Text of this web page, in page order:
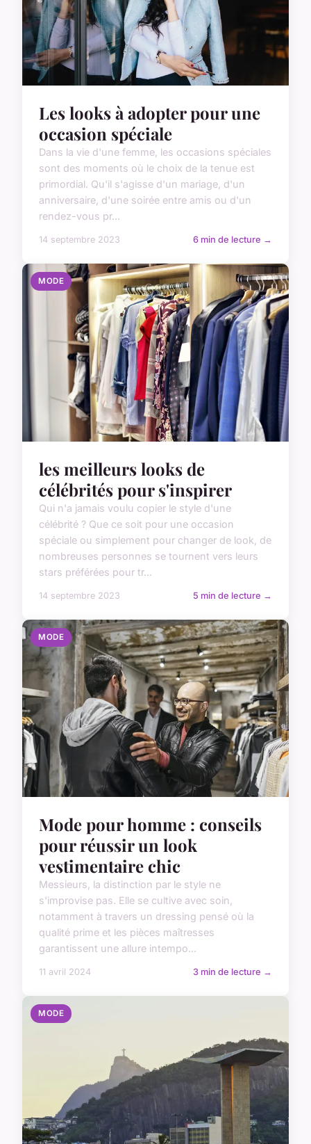
Les looks à adopter pour une
occasion spéciale
Dans la vie d'une femme, les occasions spéciales
sont des moments où le choix de la tenue est
primordial. Qu'il s'agisse d'un mariage, d'un
anniversaire, d'une soirée entre amis ou d'un
rendez-vous pr...
14 septembre 2023 6 min de lecture →
MODE
les meilleurs looks de
célébrités pour s'inspirer
Qui n'a jamais voulu copier le style d'une
célébrité ? Que ce soit pour une occasion
spéciale ou simplement pour changer de look, de
nombreuses personnes se tournent vers leurs
stars préférées pour tr...
14 septembre 2023 5 min de lecture →
MODE
Mode pour homme : conseils
pour réussir un look
vestimentaire chic
Messieurs, la distinction par le style ne
s'improvise pas. Elle se cultive avec soin,
notamment à travers un dressing pensé où la
qualité prime et les pièces maîtresses
garantissent une allure intempo...
11 avril 2024 3 min de lecture →
MODE